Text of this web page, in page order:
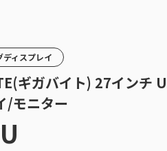
ィスプレイ
ギガバイト) 27インチ
/モニター